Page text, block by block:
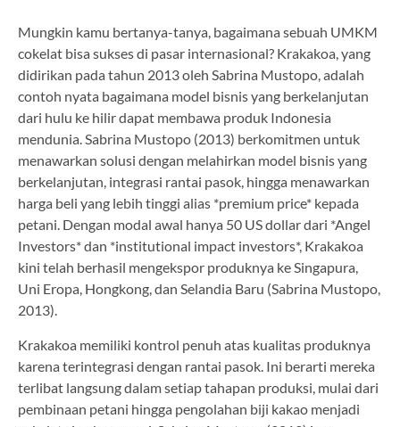
Mungkin kamu bertanya-tanya, bagaimana sebuah UMKM
cokelat bisa sukses di pasar internasional? Krakakoa, yang
didirikan pada tahun 2013 oleh Sabrina Mustopo, adalah
contoh nyata bagaimana model bisnis yang berkelanjutan
dari hulu ke hilir dapat membawa produk Indonesia
mendunia. Sabrina Mustopo (2013) berkomitmen untuk
menawarkan solusi dengan melahirkan model bisnis yang
berkelanjutan, integrasi rantai pasok, hingga menawarkan
harga beli yang lebih tinggi alias *premium price* kepada
petani. Dengan modal awal hanya 50 US dollar dari *Angel
Investors* dan *institutional impact investors*, Krakakoa
kini telah berhasil mengekspor produknya ke Singapura,
Uni Eropa, Hongkong, dan Selandia Baru (Sabrina Mustopo,
2013).
Krakakoa memiliki kontrol penuh atas kualitas produknya
karena terintegrasi dengan rantai pasok. Ini berarti mereka
terlibat langsung dalam setiap tahapan produksi, mulai dari
pembinaan petani hingga pengolahan biji kakao menjadi